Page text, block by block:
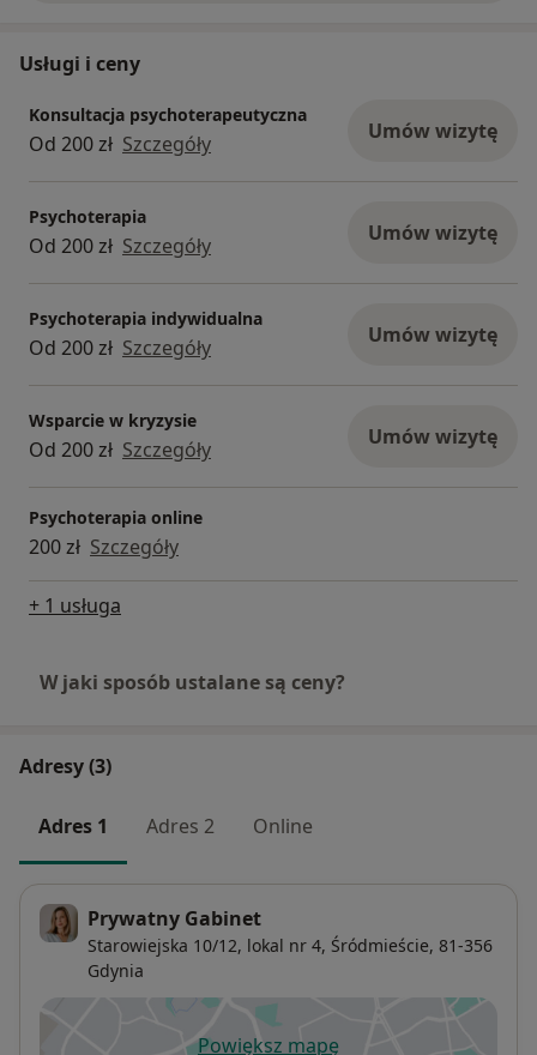
Usługi i ceny
Konsultacja psychoterapeutyczna
Od 200 zł Szczegóły Umów wizytę
Psychoterapia
Od 200 zł Szczegóły Umów wizytę
Psychoterapia indywidualna
Od 200 zł Szczegóły Umów wizytę
Wsparcie w kryzysie
Od 200 zł Szczegóły Umów wizytę
Psychoterapia online
200 zł Szczegóły
+ 1 usługa
W jaki sposób ustalane są ceny?
Adresy (3)
Adres 1 Adres 2 Online
Prywatny Gabinet
Starowiejska 10/12, lokal nr 4, Śródmieście, 81-356
Gdynia
Powiększ mapę